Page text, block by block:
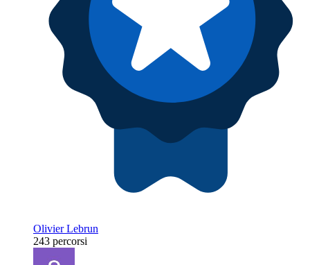
Olivier Lebrun
243 percorsi